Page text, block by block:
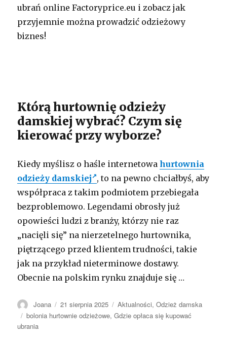
ubrań online Factoryprice.eu i zobacz jak
przyjemnie można prowadzić odzieżowy
biznes!
Którą hurtownię odzieży
damskiej wybrać? Czym się
kierować przy wyborze?
Kiedy myślisz o haśle internetowahurtownia
odzieży damskiej , to na pewno chciałbyś, aby
współpraca z takim podmiotem przebiegała
bezproblemowo. Legendami obrosły już
opowieści ludzi z branży, którzy nie raz
„nacięli się” na nierzetelnego hurtownika,
piętrzącego przed klientem trudności, takie
jak na przykład nieterminowe dostawy.
Obecnie na polskim rynku znajduje się …
Autor
Joana Opublikowano
21 sierpnia 2025 Kategorie
Aktualności,Odzież damska
Tagi
bolonia hurtownie odzieżowe,Gdzie opłaca się kupować
ubrania